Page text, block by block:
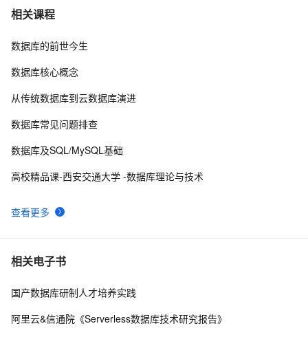
7 如何在 Oracle 中创建可插入数据库（PDB）？
8 weblogic连接RAC数据库
介
10征文分享｜OceanBase 3.1.2 数据库性能测试探索
相关课程
查看更多
数据库的前世今生
数据库核心概念
从传统数据库到云数据库演进
数据库常见问题排查
数据库及SQL/MySQL基础
高校精品课-西安交通大学 -数据库理论与技术
相关电子书
国产数据库研制人才培养实践
阿里云&信通院《Serverless数据库技术研究报告》